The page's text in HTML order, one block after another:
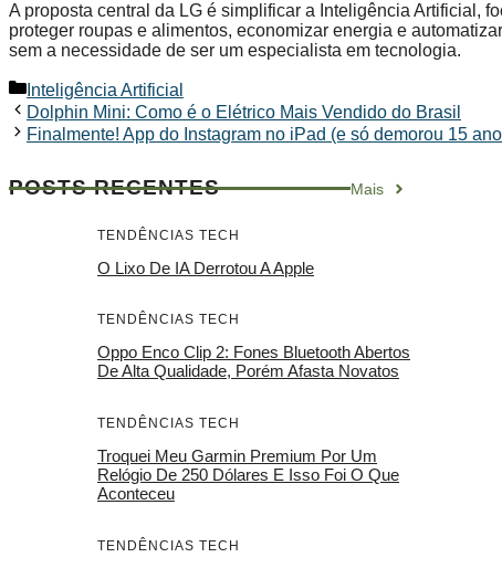
A proposta central da LG é simplificar a Inteligência Artificial,
proteger roupas e alimentos, economizar energia e
sem a necessidade de ser um especialista em tecnologia.
Categorias
Inteligência Artificial
Dolphin Mini: Como é o Elétrico Mais Vendido do Brasil
Finalmente! App do Instagram no iPad (e só demorou 15
POSTS RECENTES Mais
TENDÊNCIAS TECH
O Lixo De IA Derrotou A Apple
TENDÊNCIAS TECH
Oppo Enco Clip 2: Fones Bluetooth Abertos
De Alta Qualidade, Porém Afasta Novatos
TENDÊNCIAS TECH
Troquei Meu Garmin Premium Por Um
Relógio De 250 Dólares E Isso Foi O Que
Aconteceu
TENDÊNCIAS TECH